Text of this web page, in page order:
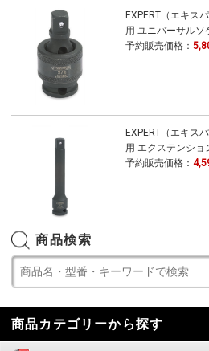
EXPERT（エキス
用 ユニバーサル
予約販売価格：
EXPERT（エキス
用 エクステンシ
予約販売価格：
商品検索
商品カテゴリーから探す